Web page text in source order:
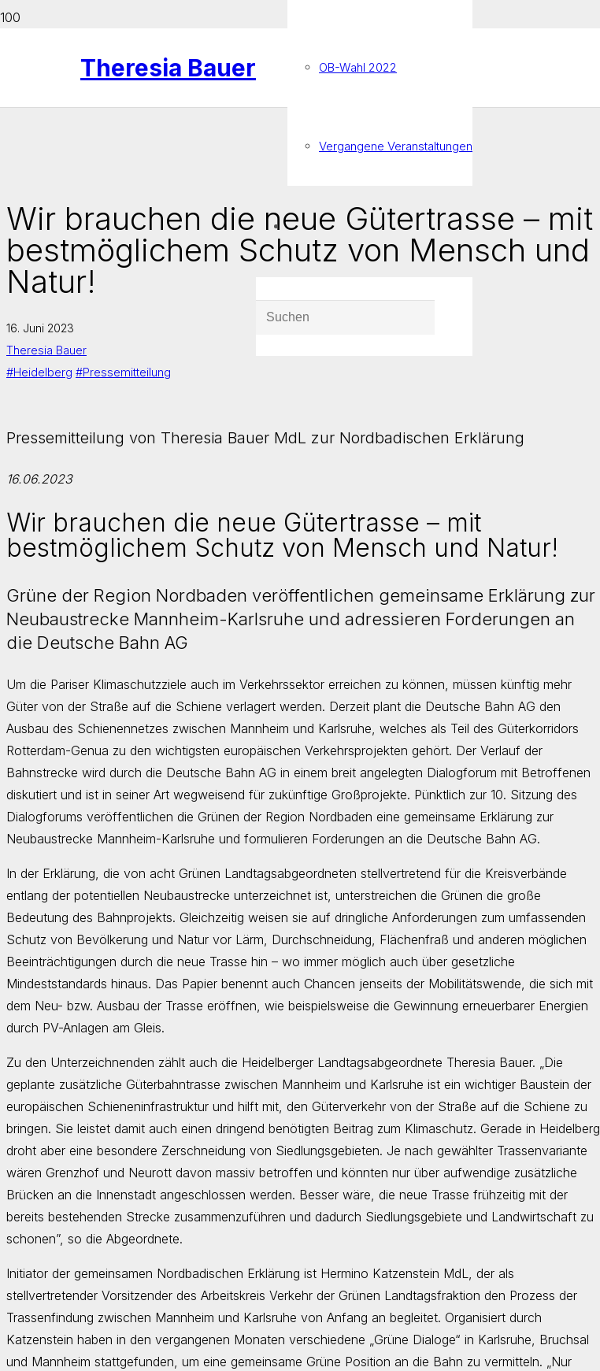
Theresia Bauer OB-Wahl 2022
Vergangene Veranstaltungen
Wir brauchen die neue Gütertrasse – mit
bestmöglichem Schutz von Mensch und
Natur!
16. Juni 2023
Theresia Bauer
#Heidelberg #Pressemitteilung
Pressemitteilung von Theresia Bauer MdL zur Nordbadischen Erklärung
16.06.2023
Wir brauchen die neue Gütertrasse – mit
bestmöglichem Schutz von Mensch und Natur!
Grüne der Region Nordbaden veröffentlichen gemeinsame Erklärung zur
Neubaustrecke Mannheim-Karlsruhe und adressieren Forderungen an
die Deutsche Bahn AG
Um die Pariser Klimaschutzziele auch im Verkehrssektor erreichen zu können, müssen künftig mehr
Güter von der Straße auf die Schiene verlagert werden. Derzeit plant die Deutsche Bahn AG den
Ausbau des Schienennetzes zwischen Mannheim und Karlsruhe, welches als Teil des Güterkorridors
Rotterdam-Genua zu den wichtigsten europäischen Verkehrsprojekten gehört. Der Verlauf der
Bahnstrecke wird durch die Deutsche Bahn AG in einem breit angelegten Dialogforum mit Betroffenen
diskutiert und ist in seiner Art wegweisend für zukünftige Großprojekte. Pünktlich zur 10. Sitzung des
Dialogforums veröffentlichen die Grünen der Region Nordbaden eine gemeinsame Erklärung zur
Neubaustrecke Mannheim-Karlsruhe und formulieren Forderungen an die Deutsche Bahn AG.
In der Erklärung, die von acht Grünen Landtagsabgeordneten stellvertretend für die Kreisverbände
entlang der potentiellen Neubaustrecke unterzeichnet ist, unterstreichen die Grünen die große
Bedeutung des Bahnprojekts. Gleichzeitig weisen sie auf dringliche Anforderungen zum umfassenden
Schutz von Bevölkerung und Natur vor Lärm, Durchschneidung, Flächenfraß und anderen möglichen
Beeinträchtigungen durch die neue Trasse hin – wo immer möglich auch über gesetzliche
Mindeststandards hinaus. Das Papier benennt auch Chancen jenseits der Mobilitätswende, die sich mit
dem Neu- bzw. Ausbau der Trasse eröffnen, wie beispielsweise die Gewinnung erneuerbarer Energien
durch PV-Anlagen am Gleis.
Zu den Unterzeichnenden zählt auch die Heidelberger Landtagsabgeordnete Theresia Bauer. „Die
geplante zusätzliche Güterbahntrasse zwischen Mannheim und Karlsruhe ist ein wichtiger Baustein der
europäischen Schieneninfrastruktur und hilft mit, den Güterverkehr von der Straße auf die Schiene zu
bringen. Sie leistet damit auch einen dringend benötigten Beitrag zum Klimaschutz. Gerade in Heidelberg
droht aber eine besondere Zerschneidung von Siedlungsgebieten. Je nach gewählter Trassenvariante
wären Grenzhof und Neurott davon massiv betroffen und könnten nur über aufwendige zusätzliche
Brücken an die Innenstadt angeschlossen werden. Besser wäre, die neue Trasse frühzeitig mit der
bereits bestehenden Strecke zusammenzuführen und dadurch Siedlungsgebiete und Landwirtschaft zu
schonen”, so die Abgeordnete.
Initiator der gemeinsamen Nordbadischen Erklärung ist Hermino Katzenstein MdL, der als
stellvertretender Vorsitzender des Arbeitskreis Verkehr der Grünen Landtagsfraktion den Prozess der
Trassenfindung zwischen Mannheim und Karlsruhe von Anfang an begleitet. Organisiert durch
Katzenstein haben in den vergangenen Monaten verschiedene „Grüne Dialoge“ in Karlsruhe, Bruchsal
und Mannheim stattgefunden, um eine gemeinsame Grüne Position an die Bahn zu vermitteln. „Nur